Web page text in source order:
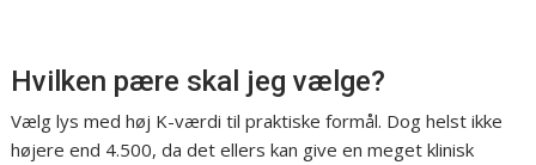
Hvilken pære skal jeg vælge?
Vælg lys med høj K-værdi til praktiske formål. Dog helst ikke
højere end 4.500, da det ellers kan give en meget klinisk